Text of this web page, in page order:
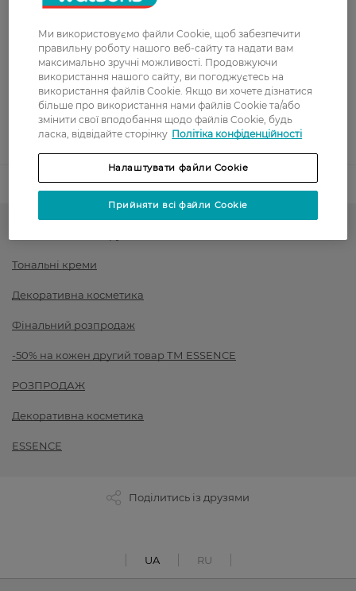
Показати більше
Оплата
Оплата карткою
Післяоплата
Показати більше
Код товару 1420417
Тональні креми
Декоративна косметика
Фінальний розпродаж
-50% на кожен другий товар ТМ ESSENCE
РОЗПРОДАЖ
Декоративна косметика
ESSENCE
Поділитись із друзями
UA RU
Ми використовуємо файли Cookie, щоб забезпечити
правильну роботу нашого веб-сайту та надати вам
максимально зручні можливості. Продовжуючи
використання нашого сайту, ви погоджуєтесь на
використання файлів Cookie. Якщо ви хочете дізнатися
більше про використання нами файлів Cookie та/або
змінити свої вподобання щодо файлів Cookie, будь
ласка, відвідайте сторінку Політіка конфіденційності
Налаштувати файли Cookie
Прийняти всі файли Cookie